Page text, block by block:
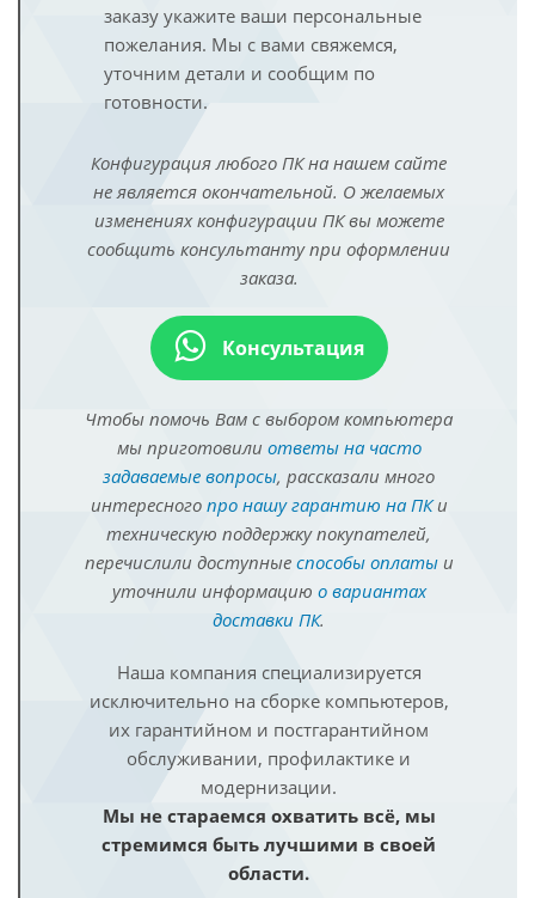
заказу укажите ваши персональные
пожелания. Мы с вами свяжемся,
уточним детали и сообщим по
готовности.
Конфигурация любого ПК на нашем сайте
не является окончательной. О желаемых
изменениях конфигурации ПК вы можете
сообщить консультанту при оформлении
заказа.
Консультация
Чтобы помочь Вам с выбором компьютера
мы приготовили ответы на часто
задаваемые вопросы, рассказали много
интересного про нашу гарантию на ПКи
техническую поддержку покупателей,
перечислили доступные способы оплатыи
уточнили информацию о вариантах
доставки ПК.
Наша компания специализируется
исключительно на сборке компьютеров,
их гарантийном и постгарантийном
обслуживании, профилактике и
модернизации.
Мы не стараемся охватить всё, мы
стремимся быть лучшими в своей
области.